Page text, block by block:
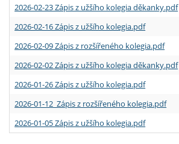
2026-02-23 Zápis z užšího kolegia děkanky.pdf
2026-02-16 Zápis z užšího kolegia.pdf
2026-02-09 Zápis z rozšířeného kolegia.pdf
2026-02-02 Zápis z užšího kolegia děkanky.pdf
2026-01-26 Zápis z užšího kolegia.pdf
2026-01-12 Zápis z rozšířeného kolegia.pdf
2026-01-05 Zápis z užšího kolegia.pdf